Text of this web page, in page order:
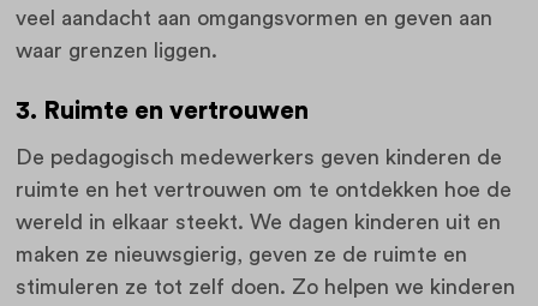
veel aandacht aan omgangsvormen en geven aan
waar grenzen liggen.
3. Ruimte en vertrouwen
De pedagogisch medewerkers geven kinderen de
ruimte en het vertrouwen om te ontdekken hoe de
wereld in elkaar steekt. We dagen kinderen uit en
maken ze nieuwsgierig, geven ze de ruimte en
stimuleren ze tot zelf doen. Zo helpen we kinderen